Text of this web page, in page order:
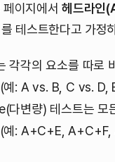
페이지에서헤드라인
를 테스트한다고 가정
각각의 요소를 따로
예: A vs. B, C vs. D,
변량) 테스트는 모
(예: A+C+E,